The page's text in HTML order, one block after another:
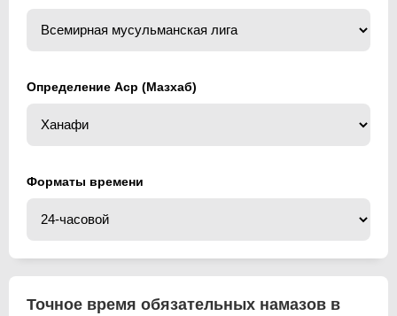
Определение Аср (Мазхаб)
Форматы времени
Точное время обязательных намазов в